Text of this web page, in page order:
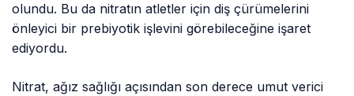
olundu. Bu da nitratın atletler için diş çürümelerini
önleyici bir prebiyotik işlevini görebileceğine işaret
ediyordu.
Nitrat, ağız sağlığı açısından son derece umut verici